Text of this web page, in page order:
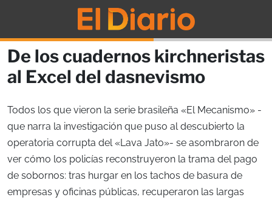
De los cuadernos kirchneristas
al Excel del dasnevismo
Todos los que vieron la serie brasileña «El Mecanismo» -
que narra la investigación que puso al descubierto la
operatoria corrupta del «Lava Jato»- se asombraron de
ver cómo los policías reconstruyeron la trama del pago
de sobornos: tras hurgar en los tachos de basura de
empresas y oficinas públicas, recuperaron las largas